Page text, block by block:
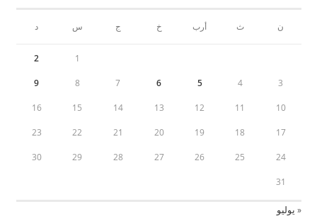
ن ث أرب خ ج س د
1
2
3
4
5
6
7
8
9
10
11
12
13
14
15
16
17
18
19
20
21
22
23
24
25
26
27
28
29
30
31
« يوليو